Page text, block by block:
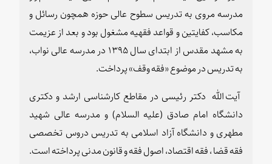
مدرسه مروی به تدریس سطوح عالی حوزه همچون رسائل و
مکاسب، کفایتین و قواعد فقهیه مشغول بود و بعد از عزیمت
به مشهد مقدس از ابتدای سال ۱۳۹۵ در مدرسه عالی نواب،
به تدریس در موضوع «فقه وقف» پرداخت.
آیت الله دکتر رئیسی در مقاطع کارشناسی ارشد و دکتری
دانشگاه امام صادق (علیه السلام) و مدرسه عالی شهید
مطهری و دانشگاه آزاد اسلامی به تدریس دروس تخصصی
فقه قضا ، فقه اقتصاد، اصول فقه و قانون مدنی پرداخته‌ است.